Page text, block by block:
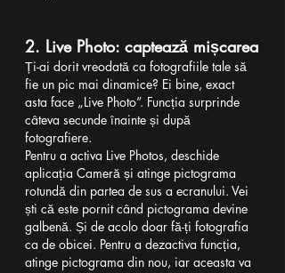
2. Live Photo: captează mișcarea
Ți-ai dorit vreodată ca fotografiile tale să
fie un pic mai dinamice? Ei bine, exact
asta face „Live Photo”. Funcția surprinde
câteva secunde înainte și după
fotografiere.
Pentru a activa Live Photos, deschide
aplicația Cameră și atinge pictograma
rotundă din partea de sus a ecranului. Vei
ști că este pornit când pictograma devine
galbenă. Și de acolo doar fă-ți fotografia
ca de obicei. Pentru a dezactiva funcția,
atinge pictograma din nou, iar aceasta va